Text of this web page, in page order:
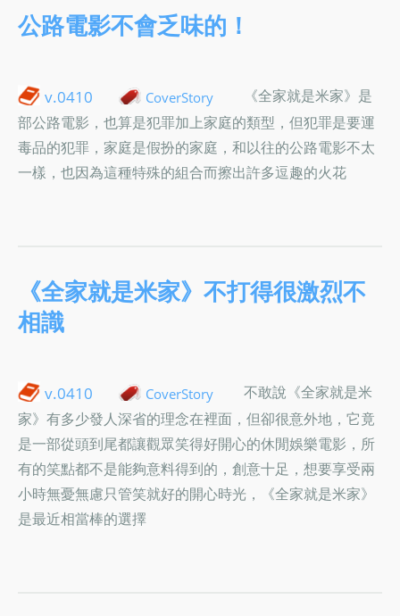
公路電影不會乏味的！
v.0410 CoverStory
《全家就是米家》是
部公路電影，也算是犯罪加上家庭的類型，但犯罪是要運
毒品的犯罪，家庭是假扮的家庭，和以往的公路電影不太
一樣，也因為這種特殊的組合而擦出許多逗趣的火花
《全家就是米家》不打得很激烈不
相識
v.0410 CoverStory
不敢說《全家就是米
家》有多少發人深省的理念在裡面，但卻很意外地，它竟
是一部從頭到尾都讓觀眾笑得好開心的休閒娛樂電影，所
有的笑點都不是能夠意料得到的，創意十足，想要享受兩
小時無憂無慮只管笑就好的開心時光，《全家就是米家》
是最近相當棒的選擇